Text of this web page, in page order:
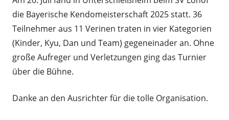
die Bayerische Kendomeisterschaft 2025 statt. 36
Teilnehmer aus 11 Verinen traten in vier Kategorien
(Kinder, Kyu, Dan und Team) gegeneinader an. Ohne
große Aufreger und Verletzungen ging das Turnier
über die Bühne.
Danke an den Ausrichter für die tolle Organisation.